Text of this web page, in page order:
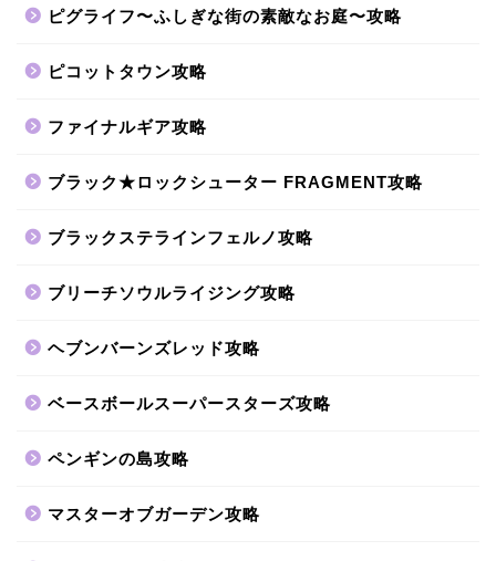
ピグライフ〜ふしぎな街の素敵なお庭〜攻略
ピコットタウン攻略
ファイナルギア攻略
ブラック★ロックシューター FRAGMENT攻略
ブラックステラインフェルノ攻略
ブリーチソウルライジング攻略
ヘブンバーンズレッド攻略
ベースボールスーパースターズ攻略
ペンギンの島攻略
マスターオブガーデン攻略